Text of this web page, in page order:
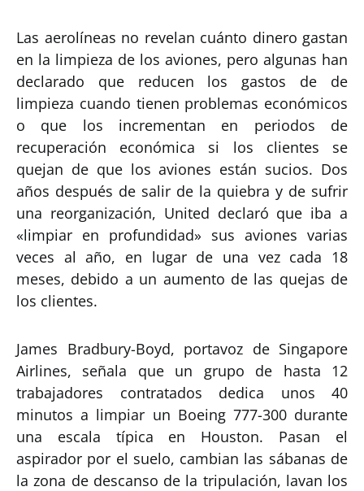
Las aerolíneas no revelan cuánto dinero gastan
en la limpieza de los aviones, pero algunas han
declarado que reducen los gastos de de
limpieza cuando tienen problemas económicos
o que los incrementan en periodos de
recuperación económica si los clientes se
quejan de que los aviones están sucios. Dos
años después de salir de la quiebra y de sufrir
una reorganización, United declaró que iba a
«limpiar en profundidad» sus aviones varias
veces al año, en lugar de una vez cada 18
meses, debido a un aumento de las quejas de
los clientes.
James Bradbury-Boyd, portavoz de Singapore
Airlines, señala que un grupo de hasta 12
trabajadores contratados dedica unos 40
minutos a limpiar un Boeing 777-300 durante
una escala típica en Houston. Pasan el
aspirador por el suelo, cambian las sábanas de
la zona de descanso de la tripulación, lavan los